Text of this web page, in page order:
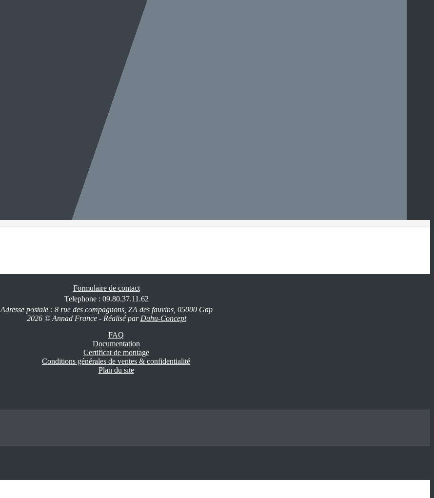
Formulaire de contact
Telephone : 09.80.37.11.62
Adresse postale : 8 rue des compagnons, ZA des fauvins, 05000 Gap
2026 © Annad France - Réalisé par Dahu-Concept
FAQ
Documentation
Certificat de montage
Conditions générales de ventes & confidentialité
Plan du site